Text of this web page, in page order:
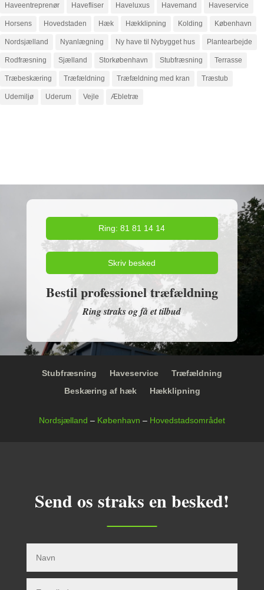
Haveentreprenør Havefliser Haveluxus Havemand Haveservice
Horsens Hovedstaden Hæk Hækklipning Kolding København
Nordsjælland Nyanlægning Ny have til Nybygget hus Plantearbejde
Rodfræsning Sjælland Storkøbenhavn Stubfræsning Terrasse
Træbeskæring Træfældning Træfældning med kran Træstub
Udemiljø Uderum Vejle Æbletræ
Ring: 81 81 14 14
Skriv besked
Bestil professionel træfældning
Ring straks og få et tilbud
Stubfræsning Haveservice
Træfældning
Beskæring af hæk
Hækklipning
Nordsjælland – København – Hovedstadsområdet
Send os straks en besked!